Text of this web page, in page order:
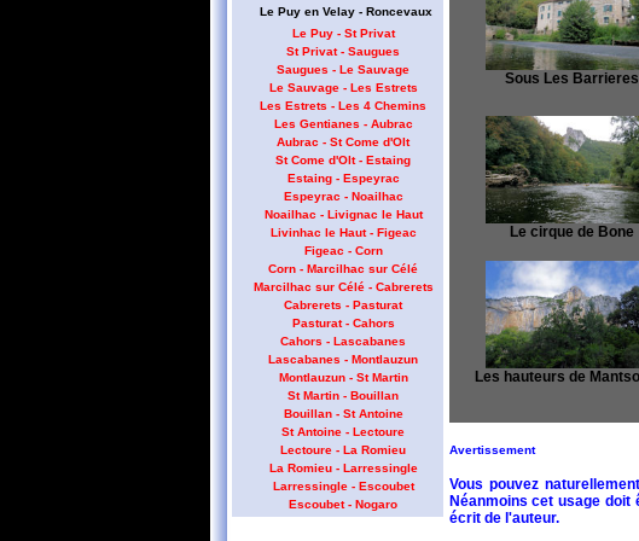
Le Puy en Velay - Roncevaux
Le Puy - St Privat
St Privat - Saugues
Saugues - Le Sauvage
Le Sauvage - Les Estrets
Les Estrets - Les 4 Chemins
Les Gentianes - Aubrac
Aubrac - St Come d'Olt
St Come d'Olt - Estaing
Estaing - Espeyrac
Espeyrac - Noailhac
Noailhac - Livignac le Haut
Livinhac le Haut - Figeac
Figeac - Corn
Corn - Marcilhac sur Célé
Marcilhac sur Célé - Cabrerets
Cabrerets - Pasturat
Pasturat - Cahors
Cahors - Lascabanes
Lascabanes - Montlauzun
Montlauzun - St Martin
St Martin - Bouillan
Bouillan - St Antoine
St Antoine - Lectoure
Lectoure - La Romieu
La Romieu - Larressingle
Larressingle - Escoubet
Escoubet - Nogaro
Sous Les Barrieres
Le cirque de Bone
Les hauteurs de
Avertissement
Vous pouvez
Néanmoins cet usage
écrit de l'auteur.